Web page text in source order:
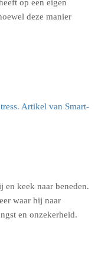
op een eigen
deze manier
keek naar beneden.
waar hij naar
en onzekerheid.